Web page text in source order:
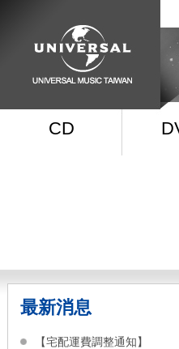
CD
最新消息
【宅配運費調整通知】